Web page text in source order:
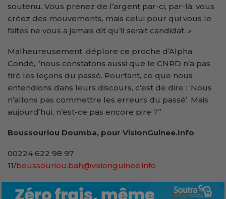
soutenu. Vous prenez de l’argent par-ci, par-là, vous
créez des mouvements, mais celui pour qui vous le
faites ne vous a jamais dit qu’il serait candidat. »
Malheureusement, déplore ce proche d’Alpha
Condé, ‘’nous constatons aussi que le CNRD n’a pas
tiré les leçons du passé. Pourtant, ce que nous
entendions dans leurs discours, c’est de dire : ‘Nous
n’allons pas commettre les erreurs du passé’. Mais
aujourd’hui, n’est-ce pas encore pire ?’’
Boussouriou Doumba, pour VisionGuinee.Info
00224 622 98 97
11/boussouriou.bah@visionguinee.info